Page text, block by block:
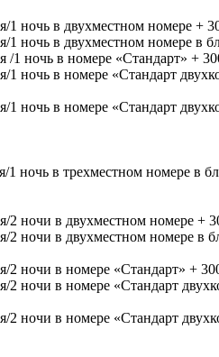
в двухместном номере +
в двухместном номере в
ночь в номере «Стандарт» +
в номере «Стандарт
ночь в номере «Стандарт
в трехместном номере в
ночи в двухместном номере +
в двухместном номере в
в номере «Стандарт» +
ночи в номере «Стандарт
ночи в номере «Стандарт